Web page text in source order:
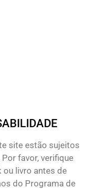
site estão sujeitos
favor, verifique
ou livro antes de
do Programa de